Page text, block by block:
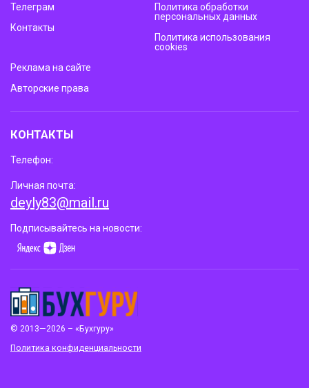
© 2013—2026 – «Бухгуру»
Политика конфиденциальности
Телеграм
Контакты
Политика обработки
персональных данных
Политика использования
cookies
Реклама на сайте
Авторские права
КОНТАКТЫ
Телефон:
Личная почта:
deyly83@mail.ru
Подписывайтесь на новости: